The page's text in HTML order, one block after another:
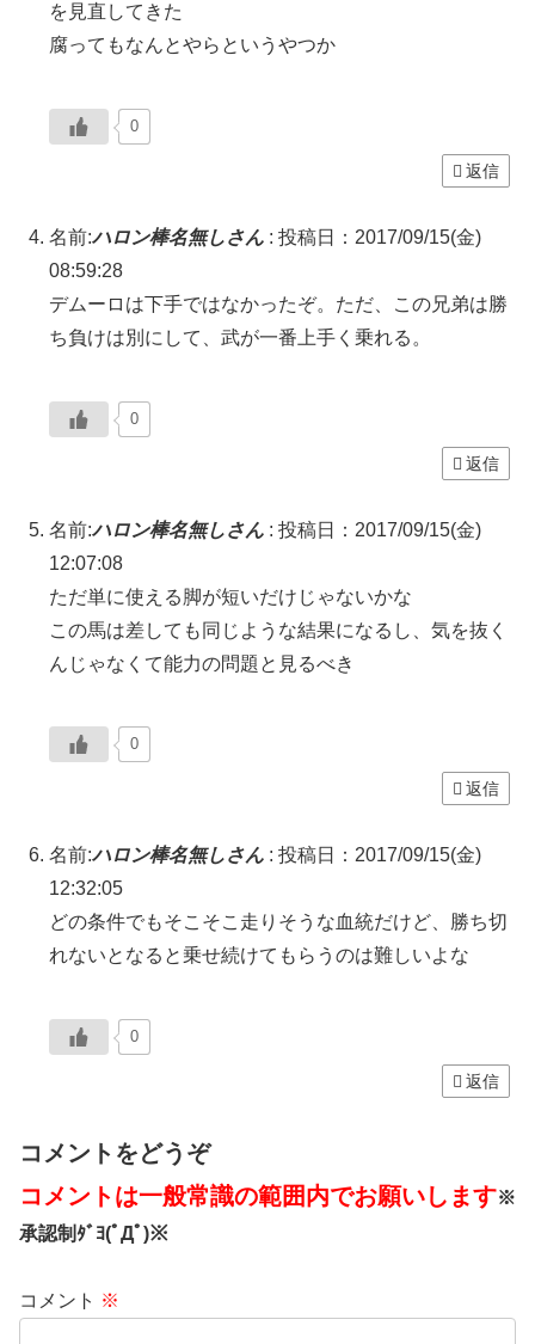
を見直してきた
腐ってもなんとやらというやつか
0
返信
名前:ハロン棒名無しさん : 投稿日：2017/09/15(金)
08:59:28
デムーロは下手ではなかったぞ。ただ、この兄弟は勝
ち負けは別にして、武が一番上手く乗れる。
0
返信
名前:ハロン棒名無しさん : 投稿日：2017/09/15(金)
12:07:08
ただ単に使える脚が短いだけじゃないかな
この馬は差しても同じような結果になるし、気を抜く
んじゃなくて能力の問題と見るべき
0
返信
名前:ハロン棒名無しさん : 投稿日：2017/09/15(金)
12:32:05
どの条件でもそこそこ走りそうな血統だけど、勝ち切
れないとなると乗せ続けてもらうのは難しいよな
0
返信
コメントをどうぞ
コメントは一般常識の範囲内でお願いします※
承認制ﾀﾞﾖ(ﾟДﾟ)※
コメント ※